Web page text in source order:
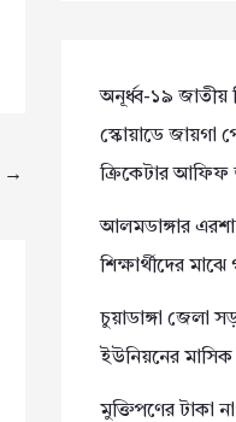
→
অনূর্ধ্ব-১৯ জাতীয়
স্কোয়াডে জায়গা
ক্রিকেটার আফিফ
আলমডাঙ্গার
শিক্ষার্থীদের
চুয়াডাঙ্গা জেলা
ইউনিয়নের
মুক্তিপণের টাকা